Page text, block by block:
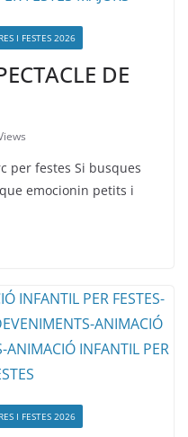
I FESTES 2026
DE
per festes Si busques
emocionin petits i
I FESTES 2026